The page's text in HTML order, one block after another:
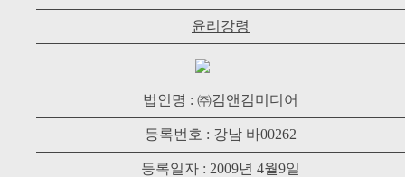
윤리강령
법인명 : ㈜김앤김미디어
등록번호 : 강남 바00262
등록일자 : 2009년 4월9일